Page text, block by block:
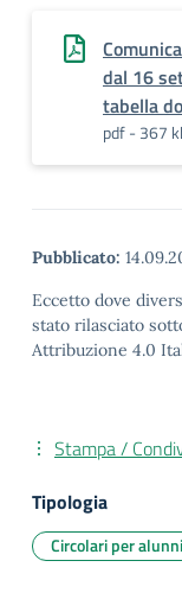
dal 16
tabella
pdf - 367
Pubblicato:
Eccetto dove
stato rilasciato
Attribuzione 4.0
Stampa /
Tipologia
Circolari per